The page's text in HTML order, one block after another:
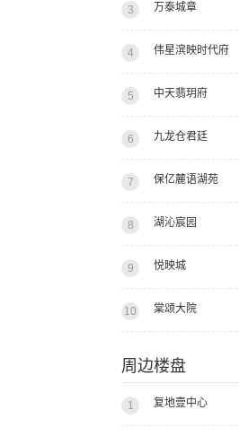
3 万泰城章
4 伟星滨映时代府
5 中天翡玥府
6 九龙仓君廷
7 保亿麓语湖苑
8 湖沁宸园
9 悦映城
10 棠颂大院
周边楼盘
1 复地壹中心